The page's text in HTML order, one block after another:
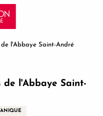
l'Abbaye Saint-André
l'Abbaye Saint-